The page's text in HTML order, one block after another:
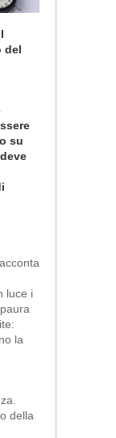
del
su
luce i
la
della